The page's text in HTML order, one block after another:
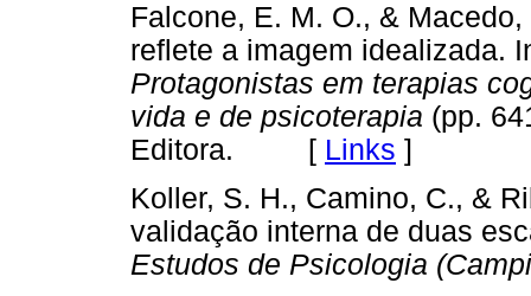
Falcone, E. M. O., &
reflete a imagem idealizada.
Protagonistas em terapias
vida e de psicoterapia (pp.
Editora. [ Links ]
Koller, S. H., Camino, C., &
validação interna de duas
Estudos de Psicologia